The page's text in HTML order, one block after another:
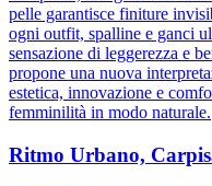
pelle garantisce finiture
ogni outfit, spalline e ganci
sensazione di leggerezza e
propone una nuova
estetica, innovazione e
femminilità in modo naturale.
Ritmo Urbano,